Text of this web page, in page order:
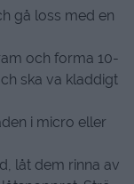
gå loss med en
och forma 10-
ska va kladdigt
i micro eller
låt dem rinna av